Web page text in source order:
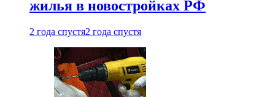
жилья в новостройках РФ
2 года спустя2 года спустя